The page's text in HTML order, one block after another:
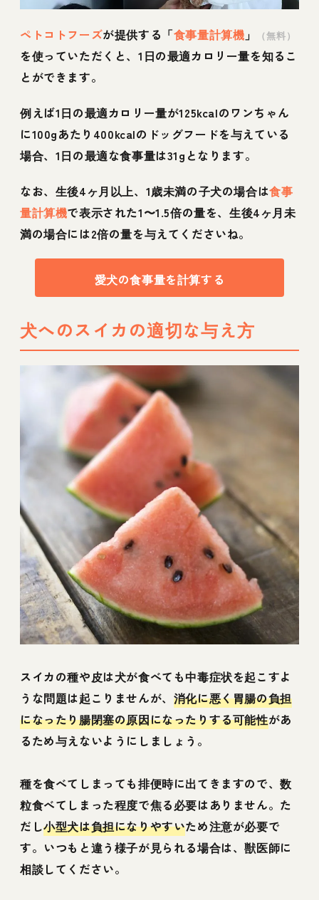
ペトコトフーズが提供する「食事量計算機 」 （無料）
を使っていただくと、1日の最適カロリー量を知るこ
とができます。
例えば1日の最適カロリー量が125kcalのワンちゃん
に100gあたり400kcalのドッグフードを与えている
場合、1日の最適な食事量は31gとなります。
なお、生後4ヶ月以上、1歳未満の子犬の場合は食事
量計算機で表示された1〜1.5倍の量を、生後4ヶ月未
満の場合には2倍の量を与えてくださいね。
愛犬の食事量を計算する
犬へのスイカの適切な与え方
スイカの種や皮は犬が食べても中毒症状を起こすよ
うな問題は起こりませんが、 消化に悪く胃腸の負担
になったり腸閉塞の原因になったりする可能性があ
るため与えないようにしましょう。
種を食べてしまっても排便時に出てきますので、数
粒食べてしまった程度で焦る必要はありません。た
だし小型犬は負担になりやすいため注意が必要で
す。いつもと違う様子が見られる場合は、獣医師に
相談してください。